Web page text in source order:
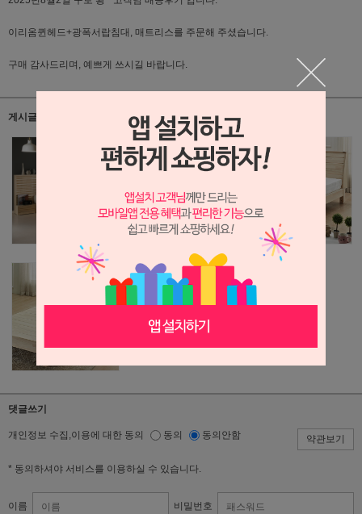
이리옴퀸헤드+광폭서랍침대, 매트리스를 주문해 주셨습니다.
구매 감사드리며, 예쁘게 쓰시길 바랍니다.
게시글 관련 상품
댓글쓰기
개인정보 수집,이용에 대한 동의 동의 동의안함 약관보기
* 동의하셔야 서비스를 이용하실 수 있습니다.
이름 비밀번호